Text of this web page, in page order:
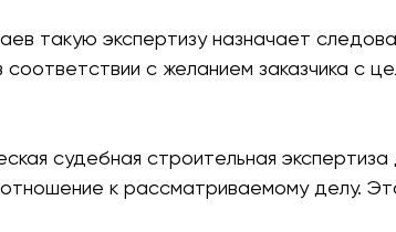
такую экспертизу назначает
с желанием заказчика с
судебная строительная
к рассматриваемому делу.